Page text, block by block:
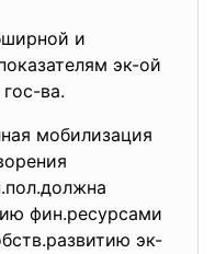
и
эк-ой
ва.
мобилизация
фин.ресурсами
эк-